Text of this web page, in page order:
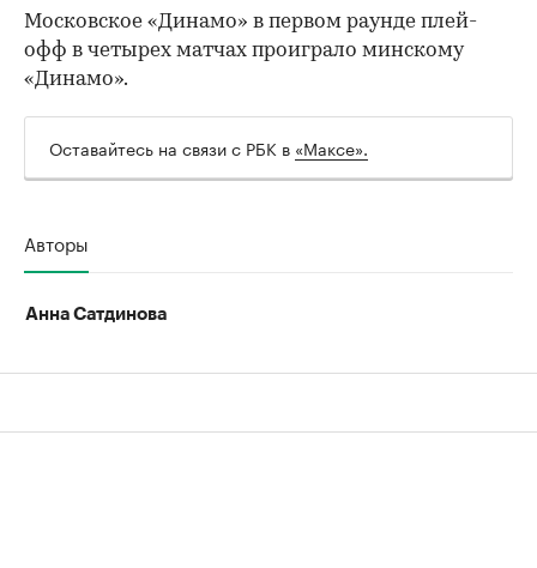
Московское «Динамо» в первом раунде плей-
офф в четырех матчах проиграло минскому
«Динамо».
Оставайтесь на связи с РБК в «Максе».
Авторы
Анна Сатдинова